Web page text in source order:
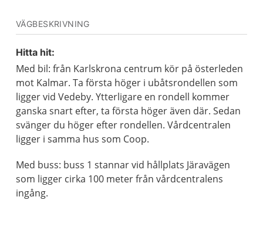
VÄGBESKRIVNING
Hitta hit:
Med bil: från Karlskrona centrum kör på österleden
mot Kalmar. Ta första höger i ubåtsrondellen som
ligger vid Vedeby. Ytterligare en rondell kommer
ganska snart efter, ta första höger även där. Sedan
svänger du höger efter rondellen. Vårdcentralen
ligger i samma hus som Coop.
Med buss: buss 1 stannar vid hållplats Järavägen
som ligger cirka 100 meter från vårdcentralens
ingång.